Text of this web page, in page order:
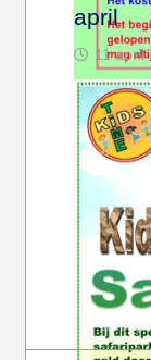
Kom jij
woensdag
april
11 april